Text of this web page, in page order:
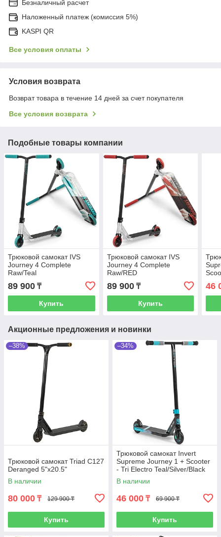
Безналичный расчет
Наложенный платеж (комиссия 5%)
KASPI QR
Все условия оплаты
Условия возврата
Возврат товара в течение 14 дней за счет покупателя
Все условия возврата
Подобные товары компании
Трюковой самокат IVS
Journey 4 Complete
Raw/Teal
89 900 ₸
Купить
Трюковой самокат IVS
Journey 4 Complete
Raw/RED
89 900₸
Купить
46
Акционные предложения и новинки
–38%
Трюковой самокат Triad C127
Deranged 5"x20.5"
В наличии
80 000 ₸ 129 900 ₸
Купить
–34%
Трюковой самокат Invert
Supreme Journey 1 + Scooter
- Tri Electro Teal/Silver/Black
В наличии
46 000 ₸ 69 900 ₸
Купить